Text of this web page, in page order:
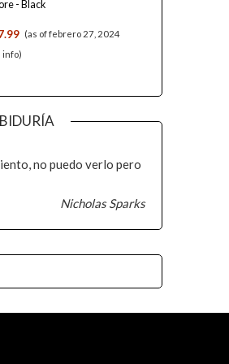
- Black
(as of febrero 27, 2024
info)
no puedo verlo pero
Nicholas Sparks